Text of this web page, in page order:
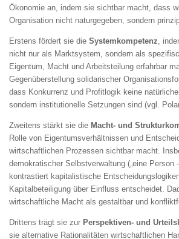
Ökonomie an, indem sie sichtbar macht, dass
Organisation nicht naturgegeben, sondern
Erstens fördert sie die Systemkompetenz ,
nicht nur als Marktsystem, sondern als
Eigentum, Macht und Arbeitsteilung erfahrbar
Gegenüberstellung solidarischer
dass Konkurrenz und Profitlogik keine
sondern institutionelle Setzungen sind (vgl.
Zweitens stärkt sie die Macht- und
Rolle von Eigentumsverhältnissen und
wirtschaftlichen Prozessen sichtbar macht.
demokratischer Selbstverwaltung („eine Person
kontrastiert kapitalistische
Kapitalbeteiligung über Einfluss entscheidet.
wirtschaftliche Macht als gestaltbar und
Drittens trägt sie zur Perspektiven- und
sie alternative Rationalitäten wirtschaftlichen